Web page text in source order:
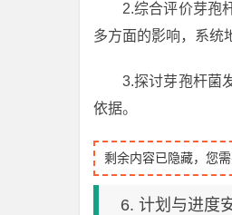
2.综合评价芽孢
多方面的影响，系统
3.探讨芽孢杆菌
依据。
剩余内容已隐藏，您
6. 计划与进度